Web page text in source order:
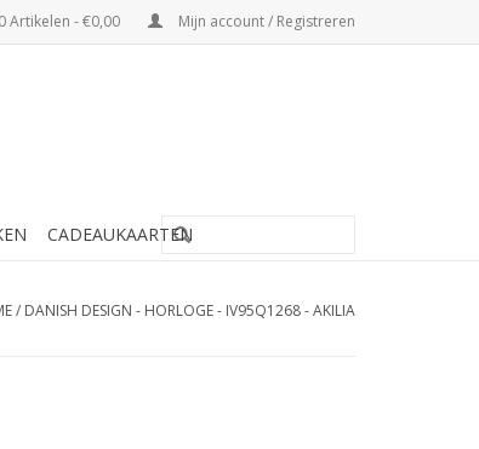
0 Artikelen - €0,00 Mijn account / Registreren
CADEAUKAARTEN
/ DANISH DESIGN - HORLOGE - IV95Q1268 - AKILIA